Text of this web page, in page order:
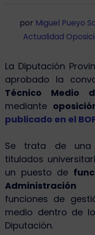
por Miguel Pueyo
Actualidad
La Diputación
aprobado la
Técnico Medio
mediante
publicado en el
Se trata de una
titulados
un puesto de
Administración
funciones de
medio dentro de
Diputación.